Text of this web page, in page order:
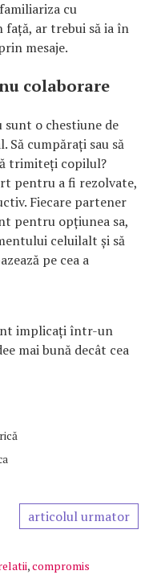
cu
ar trebui să ia în
mesaje.
colaborare
sunt o chestiune de
Să cumpărați sau să
trimiteți copilul?
pentru a fi rezolvate,
Fiecare partener
pentru opțiunea sa,
celuilalt și să
pe cea a
implicați într-un
mai bună decât cea
articolul urmator
,compromis